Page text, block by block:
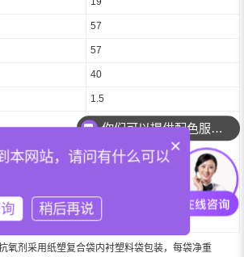
57
57
40
1.5
38
32
50
< 0.01
氧剂采用纸塑复合袋内衬塑料袋包装，每袋净重
你们可以提供配色服务吗？
×
本网站，请问有什么可以
稍后再说